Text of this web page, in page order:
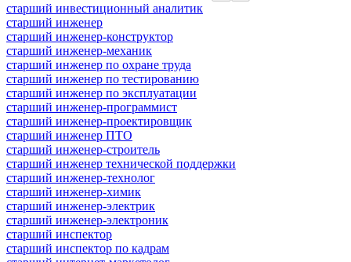
старший инвестиционный аналитик
старший инженер
старший инженер-конструктор
старший инженер-механик
старший инженер по охране труда
старший инженер по тестированию
старший инженер по эксплуатации
старший инженер-программист
старший инженер-проектировщик
старший инженер ПТО
старший инженер-строитель
старший инженер технической поддержки
старший инженер-технолог
старший инженер-химик
старший инженер-электрик
старший инженер-электроник
старший инспектор
старший инспектор по кадрам